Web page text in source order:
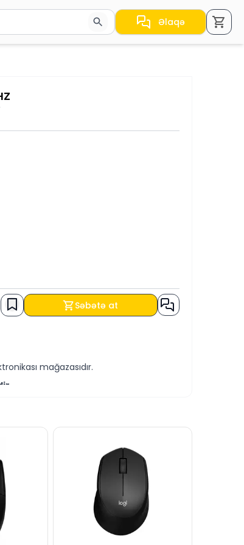
arasında keçid etmək üçün ox
Əlaqə
Səbətə at
mağazasıdır.
daim hazırıq.